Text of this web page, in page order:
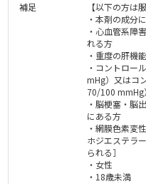
補足
【以下の方は
・本剤の成分
・心血管系障
れる方
・重度の肝機
・コントロー
mHg）⼜はコ
70/100 mmHg
・脳梗塞・脳
にある方
・網膜色素変
ホジエステラ
られる］
・女性
・18歳未満